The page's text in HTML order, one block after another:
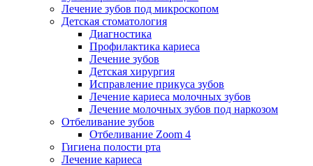
Лечение зубов под микроскопом
Детская стоматология
Диагностика
Профилактика кариеса
Лечение зубов
Детская хирургия
Исправление прикуса зубов
Лечение кариеса молочных зубов
Лечение молочных зубов под наркозом
Отбеливание зубов
Отбеливание Zoom 4
Гигиена полости рта
Лечение кариеса